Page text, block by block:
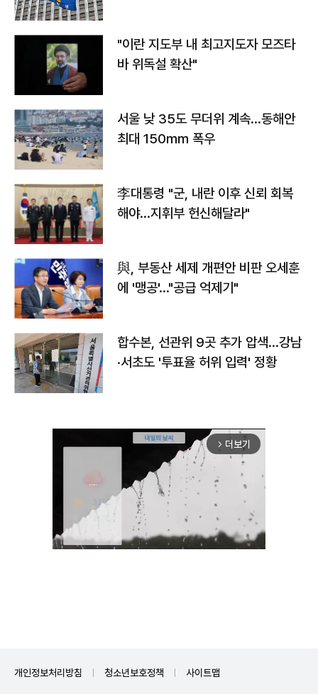
"이란 지도부 내 최고지도자 모즈타
바 위독설 확산"
서울 낮 35도 무더위 계속…동해안
최대 150㎜ 폭우
李대통령 "군, 내란 이후 신뢰 회복
해야…지휘부 헌신해달라"
與, 부동산 세제 개편안 비판 오세훈
에 '맹공'…"공급 억제기"
합수본, 선관위 9곳 추가 압색…강남
·서초도 '투표율 허위 입력' 정황
arrow_forward_ios 더보기
개인정보처리방침 청소년보호정책 사이트맵